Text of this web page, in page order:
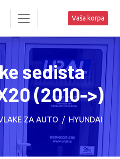
Vaša korpa
sedista
(2010->)
ZA AUTO HYUNDAI